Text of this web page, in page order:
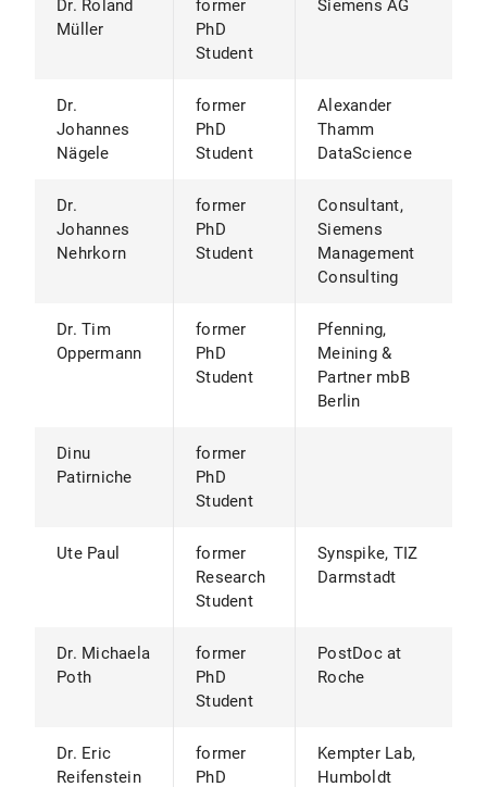
Dr. Roland
Müller
former
PhD
Student
Siemens AG
Dr.
Johannes
Nägele
former
PhD
Student
Alexander
Thamm
DataScience
Dr.
Johannes
Nehrkorn
former
PhD
Student
Consultant,
Siemens
Management
Consulting
Dr. Tim
Oppermann
former
PhD
Student
Pfenning,
Meining &
Partner mbB
Berlin
Dinu
Patirniche
former
PhD
Student
Ute Paul
former
Research
Student
Synspike, TIZ
Darmstadt
Dr. Michaela
Poth
former
PhD
Student
PostDoc at
Roche
Dr. Eric
Reifenstein
former
PhD
Kempter Lab,
Humboldt